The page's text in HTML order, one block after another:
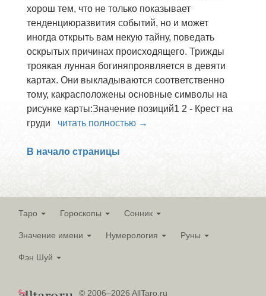
хорош тем, что не только показывает
тенденциюразвития событий, но и может
иногда открыть вам некую тайну, поведать
оскрытых причинах происходящего. Трижды
троякая лунная богиняпроявляется в девяти
картах. Они выкладываются соответственно
тому, какрасположены основные символы на
рисунке карты:Значение позиций1 2 - Крест на
груди читать полностью →
В начало страницы
Таро Гороскопы Сонник
Значение имени Нумерология Руны
Фэн Шуй
© 2006–2026 AllTaro.ru